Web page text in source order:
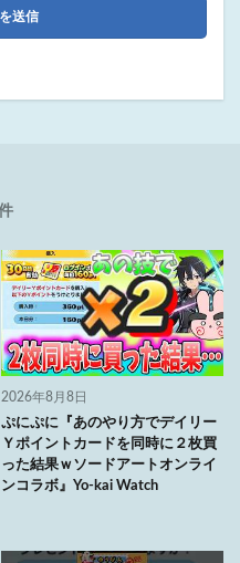
2026年8月8日
ぷにぷに『あのやり方でデイリー
Ｙポイントカードを同時に２枚買
った結果ｗソードアートオンライ
ンコラボ』Yo-kai Watch